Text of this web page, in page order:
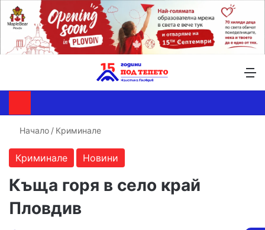
Начало / Криминале
Криминале Новини
Къща горя в село край
Пловдив